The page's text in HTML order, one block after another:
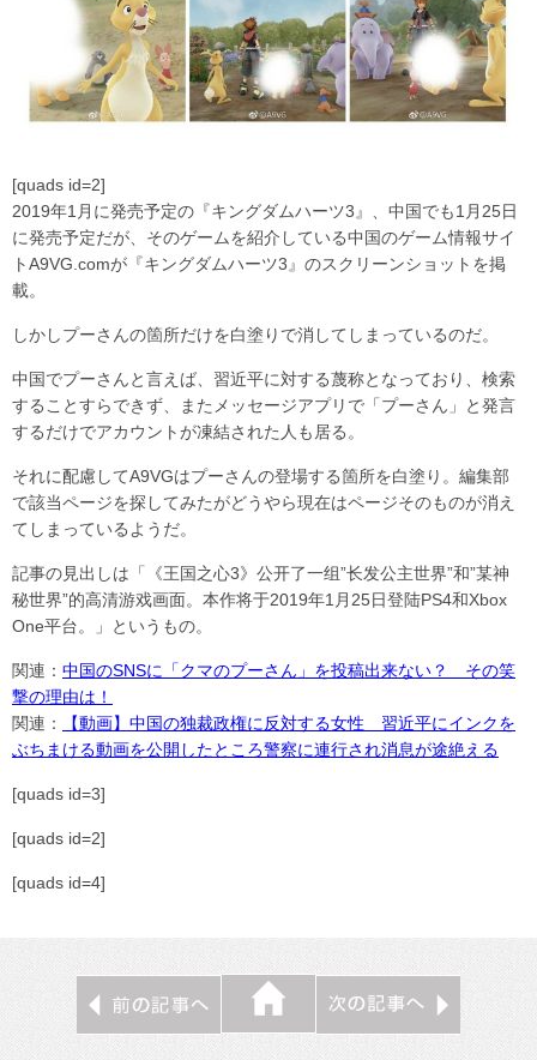
[quads id=2]
2019年1月に発売予定の『キングダムハーツ3』、中国でも1月25日
に発売予定だが、そのゲームを紹介している中国のゲーム情報サイ
トA9VG.comが『キングダムハーツ3』のスクリーンショットを掲
載。
しかしプーさんの箇所だけを白塗りで消してしまっているのだ。
中国でプーさんと言えば、習近平に対する蔑称となっており、検索
することすらできず、またメッセージアプリで「プーさん」と発言
するだけでアカウントが凍結された人も居る。
それに配慮してA9VGはプーさんの登場する箇所を白塗り。編集部
で該当ページを探してみたがどうやら現在はページそのものが消え
てしまっているようだ。
記事の見出しは「《王国之心3》公开了一组”长发公主世界”和”某神
秘世界”的高清游戏画面。本作将于2019年1月25日登陆PS4和Xbox
One平台。」というもの。
関連： 中国のSNSに「クマのプーさん」を投稿出来ない？ その笑
撃の理由は！
関連：
【動画】中国の独裁政権に反対する女性 習近平にインクを
ぶちまける動画を公開したところ警察に連行され消息が途絶える
[quads id=3]
[quads id=2]
[quads id=4]